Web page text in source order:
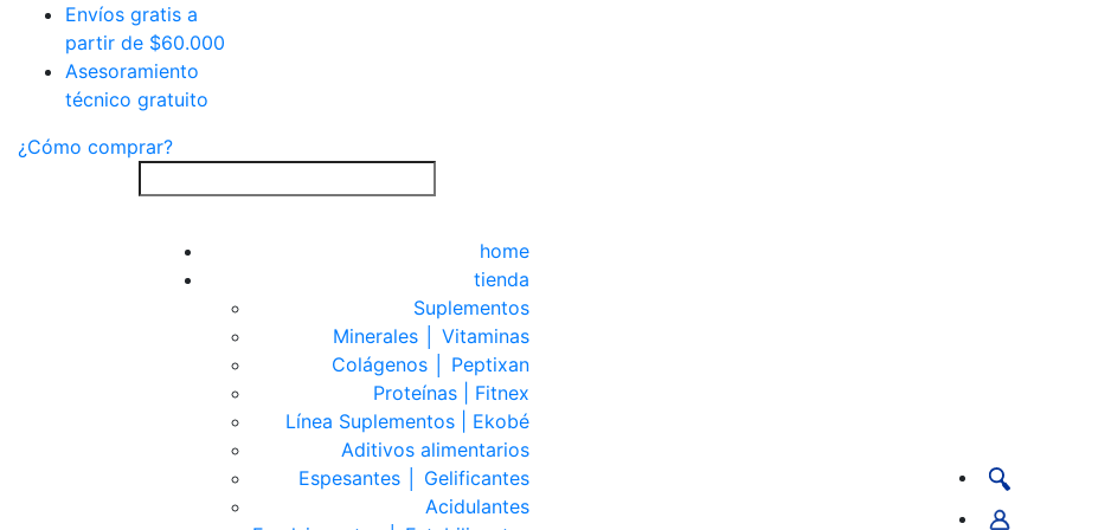
Envíos gratis a
partir de $60.000
Asesoramiento
técnico gratuito
¿Cómo comprar?
home
tienda
Suplementos
Minerales │ Vitaminas
Colágenos │ Peptixan
Proteínas | Fitnex
Línea Suplementos | Ekobé
Aditivos alimentarios
Espesantes │ Gelificantes
Acidulantes